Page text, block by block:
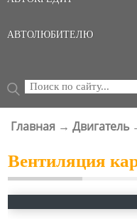
АВТОЛЮБИТЕЛЮ
ФОРМА ПОИСКА
Поиск
Главная → Двигатель
Вентиляция